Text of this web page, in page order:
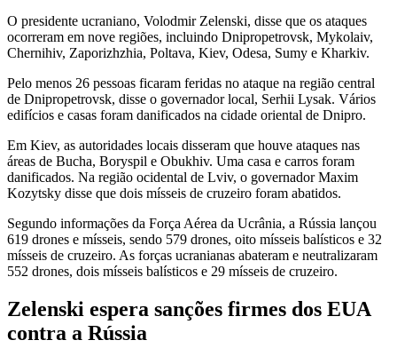
O presidente ucraniano, Volodmir Zelenski, disse que os ataques
ocorreram em nove regiões, incluindo Dnipropetrovsk, Mykolaiv,
Chernihiv, Zaporizhzhia, Poltava, Kiev, Odesa, Sumy e Kharkiv.
Pelo menos 26 pessoas ficaram feridas no ataque na região central
de Dnipropetrovsk, disse o governador local, Serhii Lysak. Vários
edifícios e casas foram danificados na cidade oriental de Dnipro.
Em Kiev, as autoridades locais disseram que houve ataques nas
áreas de Bucha, Boryspil e Obukhiv. Uma casa e carros foram
danificados. Na região ocidental de Lviv, o governador Maxim
Kozytsky disse que dois mísseis de cruzeiro foram abatidos.
Segundo informações da Força Aérea da Ucrânia, a Rússia lançou
619 drones e mísseis, sendo 579 drones, oito mísseis balísticos e 32
mísseis de cruzeiro. As forças ucranianas abateram e neutralizaram
552 drones, dois mísseis balísticos e 29 mísseis de cruzeiro.
Zelenski espera sanções firmes dos EUA
contra a Rússia